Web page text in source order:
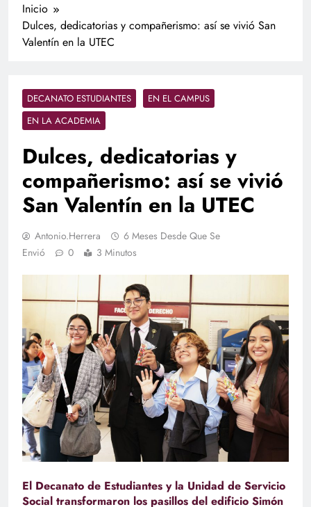
Inicio
Dulces, dedicatorias y compañerismo: así se vivió San
Valentín en la UTEC
DECANATO ESTUDIANTES
EN EL CAMPUS
EN LA ACADEMIA
Dulces, dedicatorias y
compañerismo: así se vivió
San Valentín en la UTEC
Antonio.herrera
6 Meses Desde Que Se
Envió
0 3 Minutos
El Decanato de Estudiantes y la Unidad de Servicio
Social transformaron los pasillos del edificio Simón